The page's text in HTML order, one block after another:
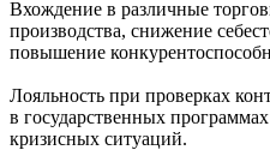
Вхождение в различные
производства, снижение
повышение
Лояльность при проверках
в государственных
кризисных ситуаций.